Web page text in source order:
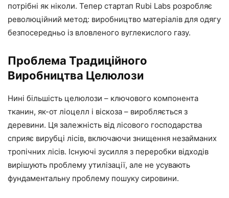
потрібні як ніколи. Тепер стартап Rubi Labs розробляє
революційний метод: виробництво матеріалів для одягу
безпосередньо із вловленого вуглекислого газу.
Проблема Традиційного
Виробництва Целюлози
Нині більшість целюлози – ключового компонента
тканин, як-от ліоцелл і віскоза – виробляється з
деревини. Ця залежність від лісового господарства
сприяє вирубці лісів, включаючи знищення незайманих
тропічних лісів. Існуючі зусилля з переробки відходів
вирішують проблему утилізації, але не усувають
фундаментальну проблему пошуку сировини.